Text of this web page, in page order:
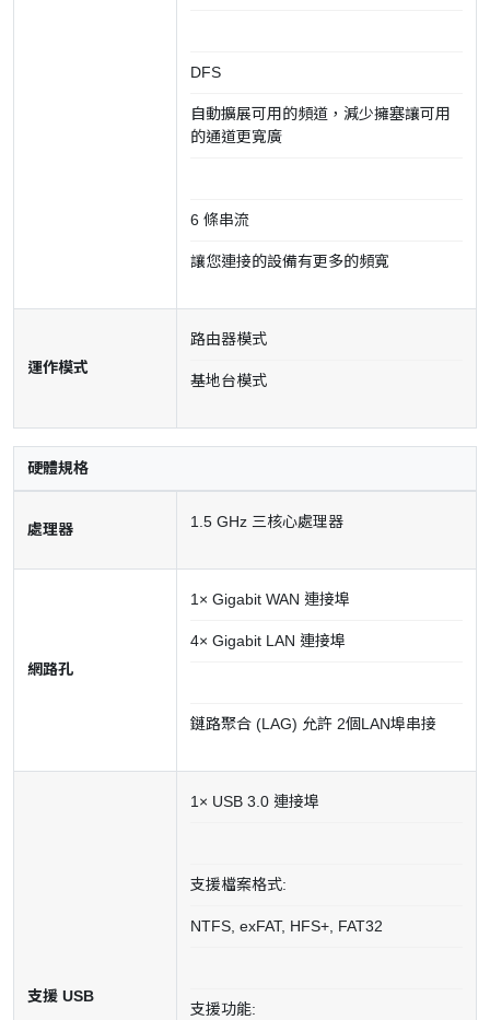
DFS
自動擴展可用的頻道，減少擁塞讓可用
的通道更寬廣
6 條串流
讓您連接的設備有更多的頻寬
運作模式
路由器模式
基地台模式
硬體規格
處理器 1.5 GHz 三核心處理器
網路孔
1× Gigabit WAN 連接埠
4× Gigabit LAN 連接埠
鏈路聚合 (LAG) 允許 2個LAN埠串接
支援 USB
1× USB 3.0 連接埠
支援檔案格式:
NTFS, exFAT, HFS+, FAT32
支援功能: